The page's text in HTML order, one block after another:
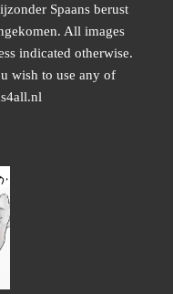
Spaans berust
All images
indicated otherwise.
wish to use any of